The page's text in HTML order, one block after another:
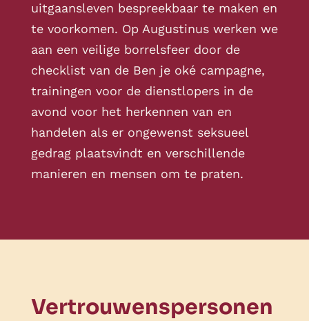
uitgaansleven bespreekbaar te maken en
te voorkomen. Op Augustinus werken we
aan een veilige borrelsfeer door de
checklist van de Ben je oké campagne,
trainingen voor de dienstlopers in de
avond voor het herkennen van en
handelen als er ongewenst seksueel
gedrag plaatsvindt en verschillende
manieren en mensen om te praten.
Vertrouwenspersonen